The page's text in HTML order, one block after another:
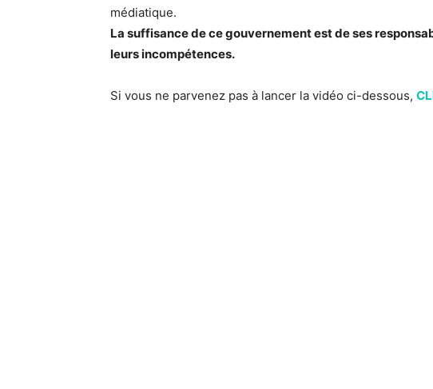
médiatique.
La suffisance de ce gouvernement est de ses
leurs incompétences.
Si vous ne parvenez pas à lancer la vidéo ci-dessous,